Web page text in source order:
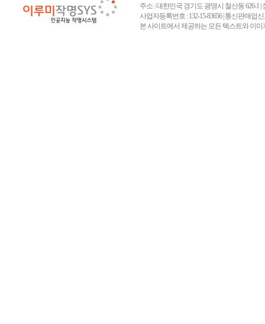
주소 : 대한민국 경기도 광명시 철산동 626-1 |
사업자등록번호 : 132-15-83656 | 통신판매업
본 사이트에서 제공하는 모든 텍스트와 이